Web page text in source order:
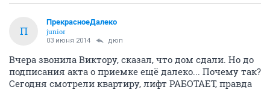
П
ПрекрасноеДалеко
junior
03 июня 2014 дюп
Вчера звонила Виктору, сказал, что дом сдали. Но до
подписания акта о приемке ещё далеко... Почему так?
Сегодня смотрели квартиру, лифт РАБОТАЕТ, правда